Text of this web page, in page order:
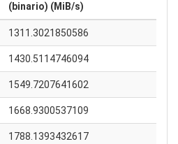
(binario) (MiB/s)
1311.3021850586
1430.5114746094
1549.7207641602
1668.9300537109
1788.1393432617